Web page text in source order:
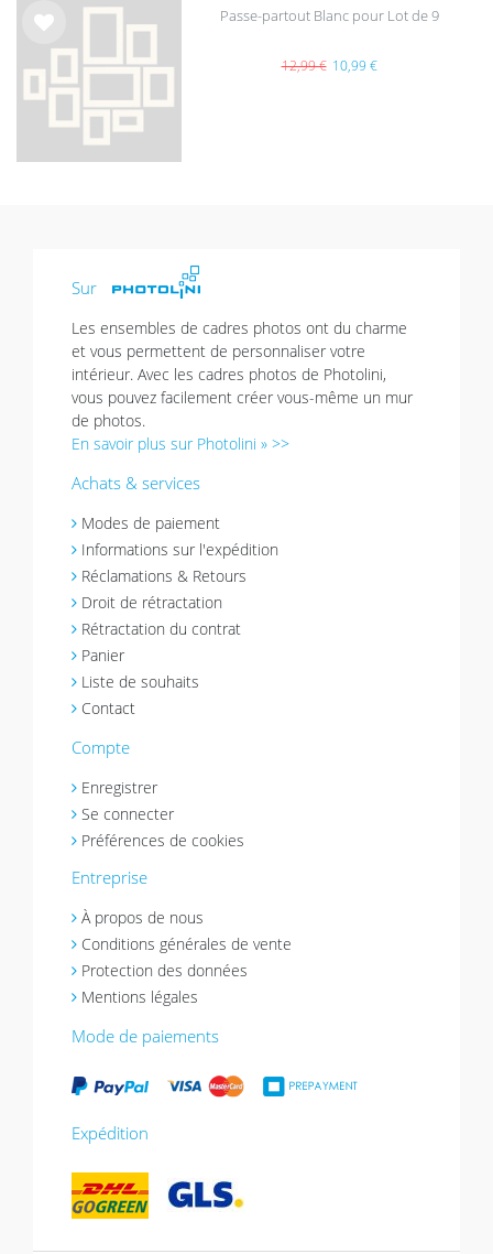
List
sou
hait
Passe-partout Blanc pour Lot de 9
12,99 € 10,99 €
Sur
Les ensembles de cadres photos ont du charme
et vous permettent de personnaliser votre
intérieur. Avec les cadres photos de Photolini,
vous pouvez facilement créer vous-même un mur
de photos.
En savoir plus sur Photolini » >>
Achats & services
Modes de paiement
Informations sur l'expédition
Réclamations & Retours
Droit de rétractation
Rétractation du contrat
Panier
Liste de souhaits
Contact
Compte
Enregistrer
Se connecter
Préférences de cookies
Entreprise
À propos de nous
Conditions générales de vente
Protection des données
Mentions légales
Mode de paiements
Expédition